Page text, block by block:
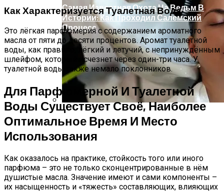
Лунный Календарь Окрашивания
Волос На Октябрь 2025 Года
Самая Известная Охота На Ведьм В
Истории: Как Проходил Салемский
Процесс
Как Характеризуется Туалетная Вода
Это лёгкая парфюмерия с содержанием ароматного
масла от пяти до десяти процентов. Аромат туалетной
воды, как правило, лёгкий и летучий, с непринуждённым
шлейфом, который исчезнет через один-три часа. У
туалетной воды также немало поклонников.
Для Парфюмерной И Туалетной
Воды Существует Своё, Наиболее
Оптимальное Время И Место
Использования
Как оказалось на практике, стойкость того или иного
парфюма – это не только сконцентрированные в нём
душистые масла. Значение имеют и сами компоненты –
их насыщенность и «тяжесть» составляющих, влияющих